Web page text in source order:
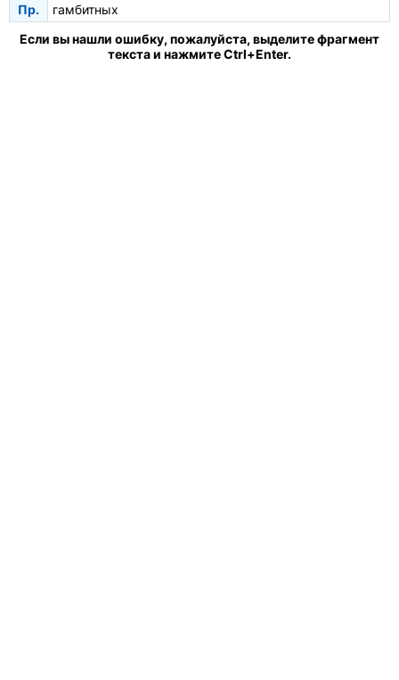
Пр.
гамбитных
Если вы нашли ошибку, пожалуйста, выделите фрагмент
текста и нажмите Ctrl+Enter.